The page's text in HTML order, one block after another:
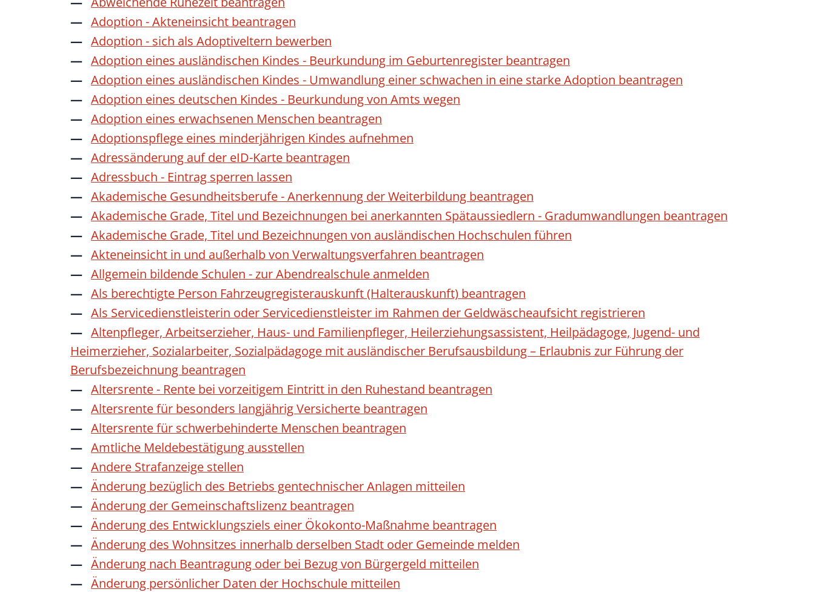
Adoption - Akteneinsicht beantragen
Adoption - sich als Adoptiveltern bewerben
Adoption eines ausländischen Kindes - Beurkundung im Geburtenregister beantragen
Adoption eines ausländischen Kindes - Umwandlung einer schwachen in eine starke Adoption beantragen
Adoption eines deutschen Kindes - Beurkundung von Amts wegen
Adoption eines erwachsenen Menschen beantragen
Adoptionspflege eines minderjährigen Kindes aufnehmen
Adressänderung auf der eID-Karte beantragen
Adressbuch - Eintrag sperren lassen
Akademische Gesundheitsberufe - Anerkennung der Weiterbildung beantragen
Akademische Grade, Titel und Bezeichnungen bei anerkannten Spätaussiedlern - Gradumwandlungen beantragen
Akademische Grade, Titel und Bezeichnungen von ausländischen Hochschulen führen
Akteneinsicht in und außerhalb von Verwaltungsverfahren beantragen
Allgemein bildende Schulen - zur Abendrealschule anmelden
Als berechtigte Person Fahrzeugregisterauskunft (Halterauskunft) beantragen
Als Servicedienstleisterin oder Servicedienstleister im Rahmen der Geldwäscheaufsicht registrieren
Altenpfleger, Arbeitserzieher, Haus- und Familienpfleger, Heilerziehungsassistent, Heilpädagoge, Jugend- und
Heimerzieher, Sozialarbeiter, Sozialpädagoge mit ausländischer Berufsausbildung – Erlaubnis zur Führung der
Berufsbezeichnung beantragen
Altersrente - Rente bei vorzeitigem Eintritt in den Ruhestand beantragen
Altersrente für besonders langjährig Versicherte beantragen
Altersrente für schwerbehinderte Menschen beantragen
Amtliche Meldebestätigung ausstellen
Andere Strafanzeige stellen
Änderung bezüglich des Betriebs gentechnischer Anlagen mitteilen
Änderung der Gemeinschaftslizenz beantragen
Änderung des Entwicklungsziels einer Ökokonto-Maßnahme beantragen
Änderung des Wohnsitzes innerhalb derselben Stadt oder Gemeinde melden
Änderung nach Beantragung oder bei Bezug von Bürgergeld mitteilen
Änderung persönlicher Daten der Hochschule mitteilen